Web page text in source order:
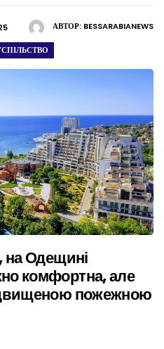
АВТОР: BESSARABIANEWS
на Одещині
комфортна, але
пожежною